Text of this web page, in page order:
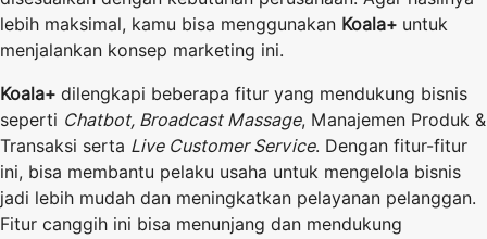
lebih maksimal, kamu bisa menggunakan Koala+ untuk
menjalankan konsep marketing ini.
Koala+ dilengkapi beberapa fitur yang mendukung bisnis
seperti Chatbot, Broadcast Massage, Manajemen Produk &
Transaksi serta Live CustomerService. Dengan fitur-fitur
ini, bisa membantu pelaku usaha untuk mengelola bisnis
jadi lebih mudah dan meningkatkan pelayanan pelanggan.
Fitur canggih ini bisa menunjang dan mendukung